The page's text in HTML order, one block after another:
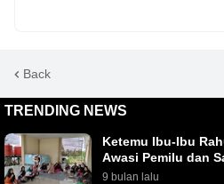
Back
TRENDING NEWS
Ketemu Ibu-Ibu
Awasi Pemilu dan
9 bulan lalu